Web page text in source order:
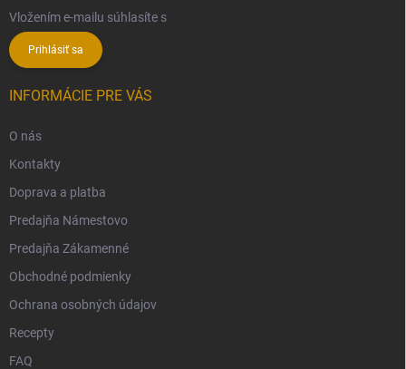
Vložením e-mailu súhlasíte s
Prihlásiť sa
INFORMÁCIE PRE VÁS
O nás
Kontakty
Doprava a platba
Predajňa Námestovo
Predajňa Zákamenné
Obchodné podmienky
Ochrana osobných údajov
Recepty
FAQ